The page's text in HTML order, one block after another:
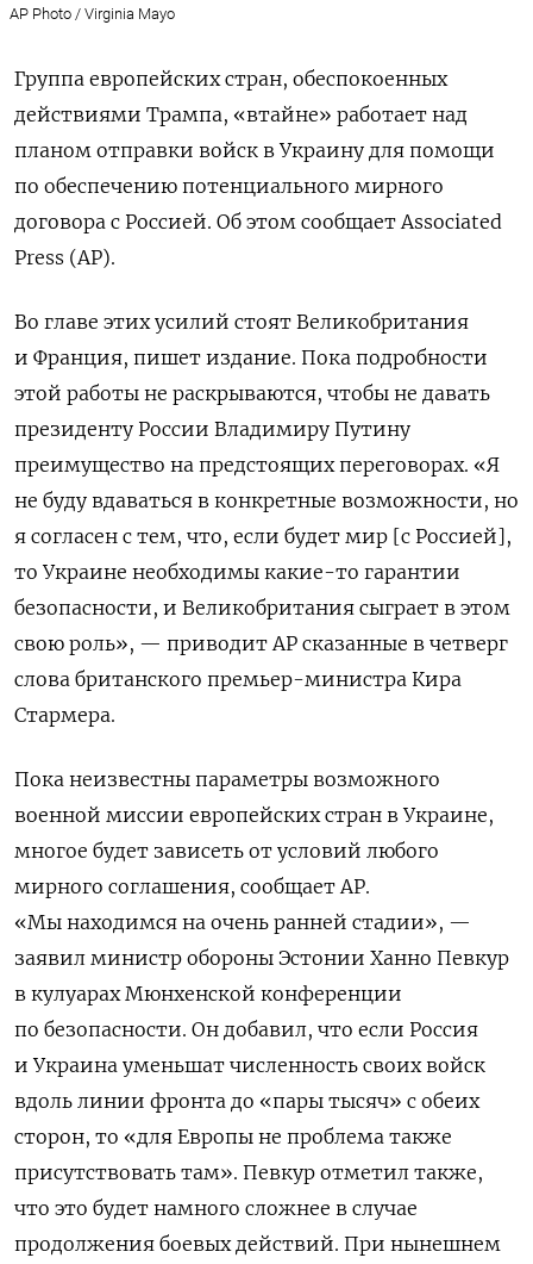
AP Photo / Virginia Mayo
Группа европейских стран, обеспокоенных
действиями Трампа, «втайне» работает над
планом отправки войск в Украину для помощи
по обеспечению потенциального мирного
договора с Россией. Об этом сообщает Associated
Press (AP).
Во главе этих усилий стоят Великобритания
и Франция, пишет издание. Пока подробности
этой работы не раскрываются, чтобы не давать
президенту России Владимиру Путину
преимущество на предстоящих переговорах. «Я
не буду вдаваться в конкретные возможности, но
я согласен с тем, что, если будет мир [с Россией],
то Украине необходимы какие-то гарантии
безопасности, и Великобритания сыграет в этом
свою роль», — приводитAP сказанные в четверг
слова британского премьер-министра Кира
Стармера.
Пока неизвестны параметры возможного
военной миссии европейских стран в Украине,
многое будет зависеть от условий любого
мирного соглашения, сообщает AP.
«Мы находимся на очень ранней стадии», —
заявил министр обороны Эстонии Ханно Певкур
в кулуарах Мюнхенской конференции
по безопасности. Он добавил, что если Россия
и Украина уменьшат численность своих войск
вдоль линии фронта до «пары тысяч» с обеих
сторон, то «для Европы не проблема также
присутствовать там». Певкур отметил также,
что это будет намного сложнее в случае
продолжения боевых действий. При нынешнем